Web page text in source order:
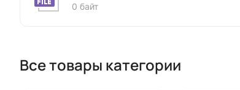
0 байт
Все товары категории